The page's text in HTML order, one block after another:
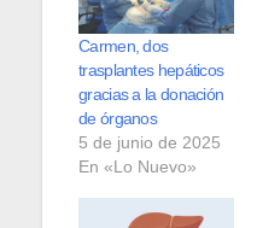
Carmen, dos
trasplantes hepáticos
gracias a la donación
de órganos
5 de junio de 2025
En «Lo Nuevo»